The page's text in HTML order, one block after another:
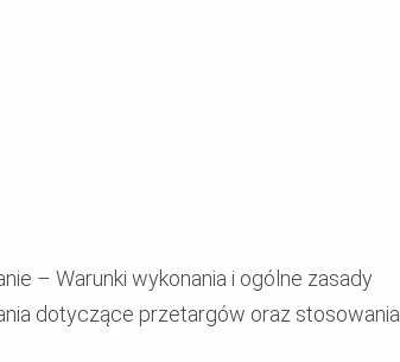
– Warunki wykonania i ogólne zasady
dotyczące przetargów oraz stosowania